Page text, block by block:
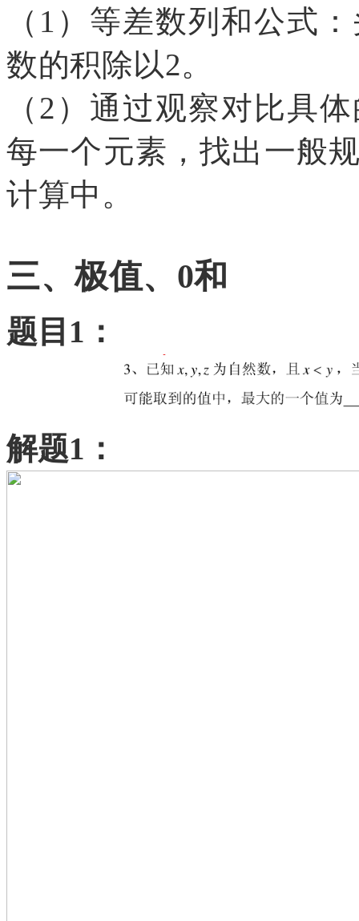
（ 1）等差数列和公式
数的积除以2。
（ 2）通过观察对比具
每一个元素，找出一般
计算中。
三、极值、 0和
题目 1：
解题1：